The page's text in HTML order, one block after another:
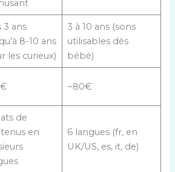
3 ans
8-10 ans
les curieux)
3 à 10 ans (sons
utilisables dès
bébé)
~80€
de
en
6 langues (fr, en
UK/US, es, it, de)